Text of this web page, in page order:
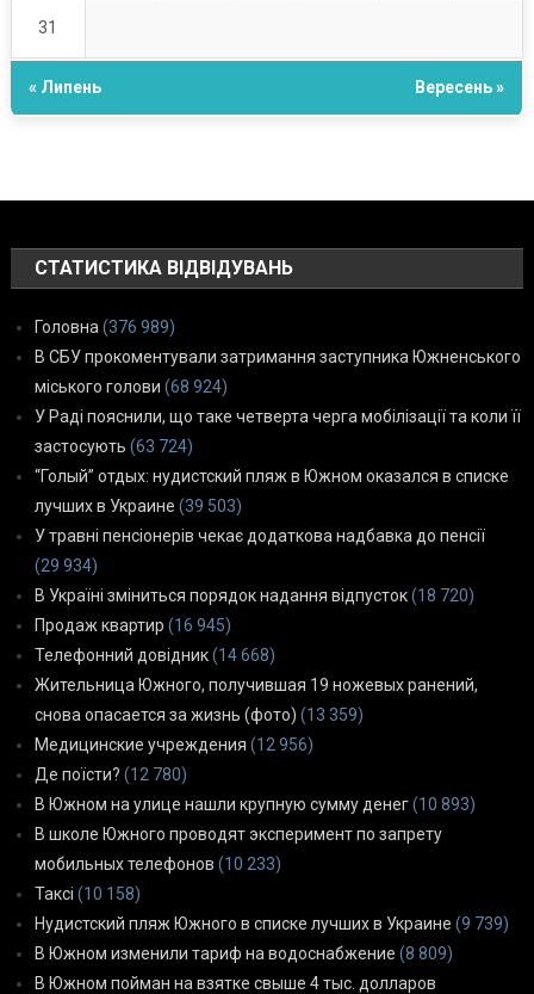
31
« Липень Вересень »
СТАТИСТИКА ВІДВІДУВАНЬ
Головна (376 989)
В СБУ прокоментували затримання заступника Южненського
міського голови (68 924)
У Раді пояснили, що таке четверта черга мобілізації та коли її
застосують (63 724)
“Голый” отдых: нудистский пляж в Южном оказался в списке
лучших в Украине (39 503)
У травні пенсіонерів чекає додаткова надбавка до пенсії
(29 934)
В Україні зміниться порядок надання відпусток(18 720)
Продаж квартир (16 945)
Телефонний довідник(14 668)
Жительница Южного, получившая 19 ножевых ранений,
снова опасается за жизнь (фото) (13 359)
Медицинские учреждения (12 956)
Де поїсти? (12 780)
В Южном на улице нашли крупную сумму денег(10 893)
В школе Южного проводят эксперимент по запрету
мобильных телефонов (10 233)
Таксі (10 158)
Нудистский пляж Южного в списке лучших в Украине (9 739)
В Южном изменили тариф на водоснабжение (8 809)
В Южном пойман на взятке свыше 4 тыс. долларов